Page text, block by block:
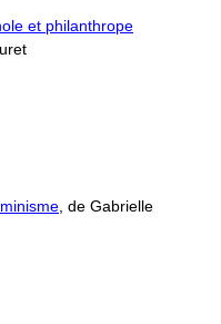
et philanthrope
, de Gabrielle